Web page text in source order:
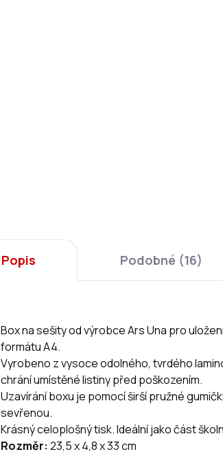
Popis Podobné (16)
Box na sešity od výrobce Ars Una pro
formátu A4.
Vyrobeno z vysoce odolného, tvrdého
chrání umístěné listiny před poškozením.
Uzavírání boxu je pomocí širší pružné
sevřenou.
Krásný celoplošný tisk. Ideální jako část
Rozměr: 23,5 x 4,8 x 33 cm